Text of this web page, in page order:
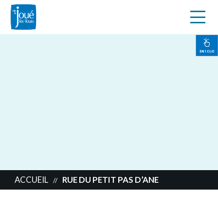
EN 1 CLIC
ACCUEIL // RUE DU PETIT PAS D’ANE